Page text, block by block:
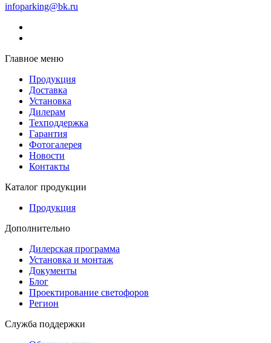
infoparking@bk.ru
Главное меню
Продукция
Доставка
Установка
Дилерам
Техподдержка
Гарантия
Фотогалерея
Новости
Контакты
Каталог продукции
Продукция
Дополнительно
Дилерская программа
Установка и монтаж
Документы
Блог
Проектирование светофоров
Регион
Служба поддержки